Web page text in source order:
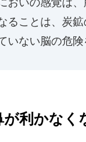
ることは、炭
いない脳の危険
が利かなく